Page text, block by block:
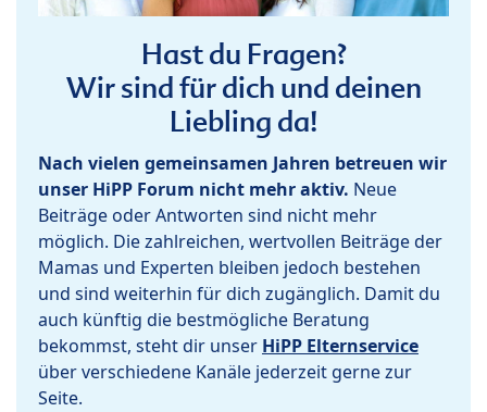
Hast du Fragen?
Wir sind für dich und deinen
Liebling da!
Nach vielen gemeinsamen Jahren betreuen wir
unser HiPP Forum nicht mehr aktiv. Neue
Beiträge oder Antworten sind nicht mehr
möglich. Die zahlreichen, wertvollen Beiträge der
Mamas und Experten bleiben jedoch bestehen
und sind weiterhin für dich zugänglich. Damit du
auch künftig die bestmögliche Beratung
bekommst, steht dir unser HiPP Elternservice
über verschiedene Kanäle jederzeit gerne zur
Seite.